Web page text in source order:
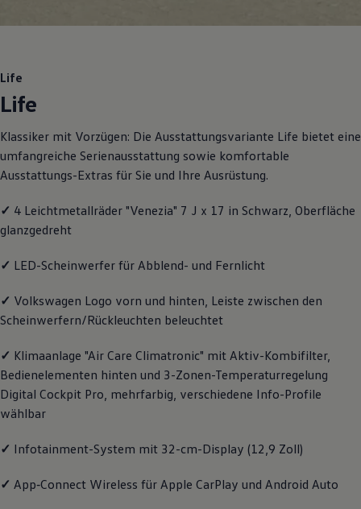
GTI Kollektion
Service und Ersatzteile
Inspektion und HU/AU
Reparaturen und Checks
Motorenöl und Flüssigkeiten
Economy Service
Modellspezifisches Zubehör
Schutz und Pflege
Entertainment und Elektronik
Individualisieren
Dienste für Ihr Modell finden
Volkswagen Apps, Login und Shop
Handy und Fahrzeug verbinden
Updates für Software, Karten und Radio
Kundeninformationen
Volkswagen Kundenbetreuung
Warn- und Kontrollleuchten
Assistenzsysteme
Life
Life
Klassiker mit Vorzügen: Die Ausstattungsvariante Life bietet eine
umfangreiche Serienausstattung sowie komfortable
Ausstattungs-Extras für Sie und Ihre Ausrüstung.
✓ 4 Leichtmetallräder "Venezia" 7 J x 17 in Schwarz, Oberfläche
glanzgedreht
✓ LED-Scheinwerfer für Abblend- und Fernlicht
✓ Volkswagen Logo vorn und hinten, Leiste zwischen den
Scheinwerfern/Rückleuchten beleuchtet
✓ Klimaanlage "Air Care Climatronic" mit Aktiv-Kombifilter,
Bedienelementen hinten und 3-Zonen-Temperaturregelung
Digital Cockpit Pro, mehrfarbig, verschiedene Info-Profile
wählbar
✓ Infotainment-System mit 32-cm-Display (12,9 Zoll)
✓ App‑Connect Wireless für Apple CarPlay und Android Auto